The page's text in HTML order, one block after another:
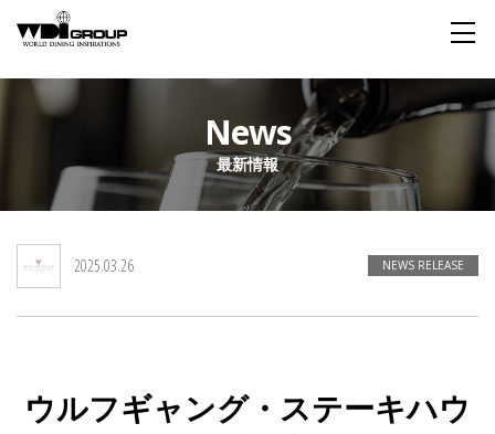
About WDI
WDI STANDARD
私たちが大切にするもの 舞台は世界
Social Responsibility Sustainability
Restaurant
News
最新情報
2025.03.26 NEWS RELEASE
ウルフギャング・ステーキハウ